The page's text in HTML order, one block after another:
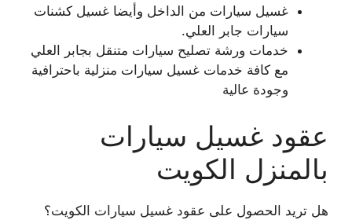
غسيل سيارات من الداخل وأيضا غسيل كشنات
سيارات جابر العلي.
خدمات ورشة تصليح سيارات متنقل بجابر العلي
مع كافة خدمات غسيل سيارات منزلية باحترافية
وجودة عالية
عقود غسيل سيارات
بالمنزل الكويت
هل تريد الحصول على عقود غسيل سيارات الكويت؟